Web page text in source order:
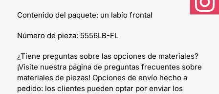
Contenido del paquete: un labio frontal
Número de pieza: 5556LB-FL
¿Tiene preguntas sobre las opciones de materiales?
¡Visite nuestra página de preguntas frecuentes sobre
materiales de piezas! Opciones de envío hecho a
pedido: los clientes pueden optar por enviar los